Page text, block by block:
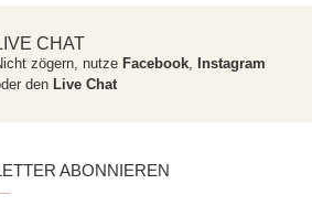
CHAT
zögern, nutze Facebook,
Instagram
denLive Chat
ABONNIEREN